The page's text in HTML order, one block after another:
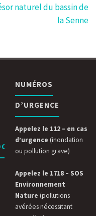
naturel du bassin de
la Senne
NUMÉROS
D’URGENCE
Appelez le 112 – en cas
d’urgence (inondation
ou pollution grave)
Appelez le 1718 – SOS
Environnement
Nature (pollutions
avérées nécessitant